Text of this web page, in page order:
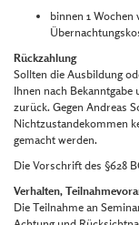
binnen 1
Rückzahlung
Sollten die Ausbildung
Ihnen nach Bekanntgabe
zurück. Gegen Andreas
Nichtzustandekommen
gemacht werden.
Die Vorschrift des §628
Verhalten,
Die Teilnahme an